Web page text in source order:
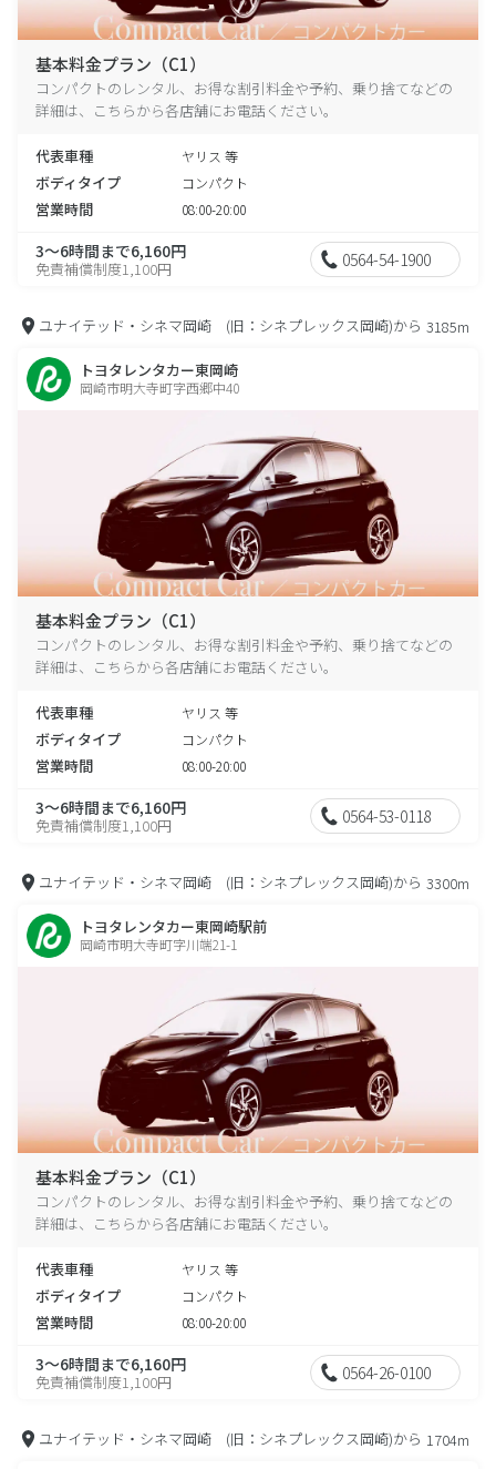
基本料金プラン（C1）
コンパクトのレンタル、お得な割引料金や予約、乗り捨てなどの
詳細は、こちらから各店舗にお電話ください。
代表車種 ヤリス 等
ボディタイプ コンパクト
営業時間 08:00-20:00
3～6時間まで6,160円
免責補償制度1,100円 0564-54-1900
ユナイテッド・シネマ岡崎 (旧：シネプレックス岡崎)から 3185m
トヨタレンタカー東岡崎
岡崎市明大寺町字西郷中40
基本料金プラン（C1）
コンパクトのレンタル、お得な割引料金や予約、乗り捨てなどの
詳細は、こちらから各店舗にお電話ください。
代表車種 ヤリス 等
ボディタイプ コンパクト
営業時間 08:00-20:00
3～6時間まで6,160円
免責補償制度1,100円 0564-53-0118
ユナイテッド・シネマ岡崎 (旧：シネプレックス岡崎)から 3300m
トヨタレンタカー東岡崎駅前
岡崎市明大寺町字川端21-1
基本料金プラン（C1）
コンパクトのレンタル、お得な割引料金や予約、乗り捨てなどの
詳細は、こちらから各店舗にお電話ください。
代表車種 ヤリス 等
ボディタイプ コンパクト
営業時間 08:00-20:00
3～6時間まで6,160円
免責補償制度1,100円 0564-26-0100
ユナイテッド・シネマ岡崎 (旧：シネプレックス岡崎)から 1704m